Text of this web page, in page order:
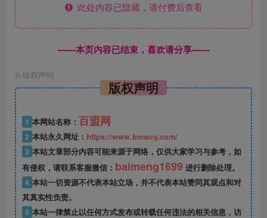
此处内容已隐藏，请付费后查看
------本页内容已结束，喜欢请分享------
© 版权声明
版权声明
1 本网站名称： 百盟网
2 本站永久网址： https://www.bmwcy.com/
3 本站文章部分内容可能来源于网络，仅供大家学习与参考，如
有侵权，请联系客服微信： baimeng1699 进行删除处理。
4 本站一切资源不代表本站立场，并不代表本站赞同其观点和对
其真实性负责。
5 本站一律禁止以任何方式发布或转载任何违法的相关信息，访